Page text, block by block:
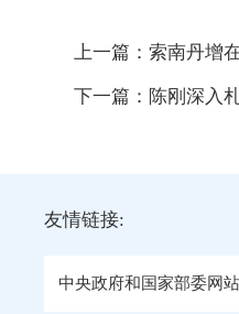
上一篇：索南丹增
下一篇： 陈刚深入
友情链接:
中央政府和国家部委网站